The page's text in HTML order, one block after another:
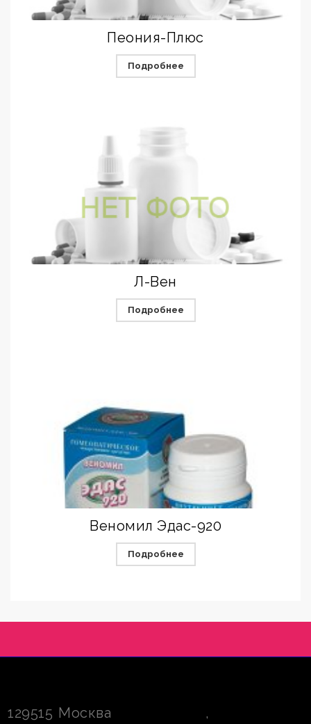
Пеония-Плюс
Подробнее
Л-Вен
Подробнее
Веномил Эдас-920
Подробнее
129515 Москва ,